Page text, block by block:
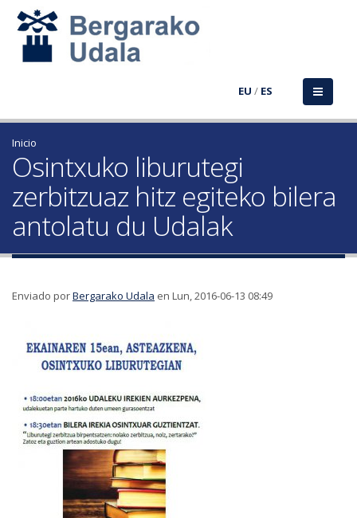
EU / ES
Inicio
Osintxuko liburutegi
zerbitzuaz hitz egiteko bilera
antolatu du Udalak
Enviado porBergarako Udala en Lun, 2016-06-13 08:49